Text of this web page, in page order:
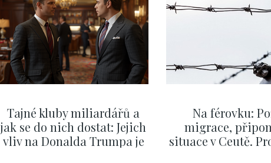
Tajné kluby miliardářů a
jak se do nich dostat: Jejich
vliv na Donalda Trumpa je
Na férovku:
migrace,
situace v Ceutě.